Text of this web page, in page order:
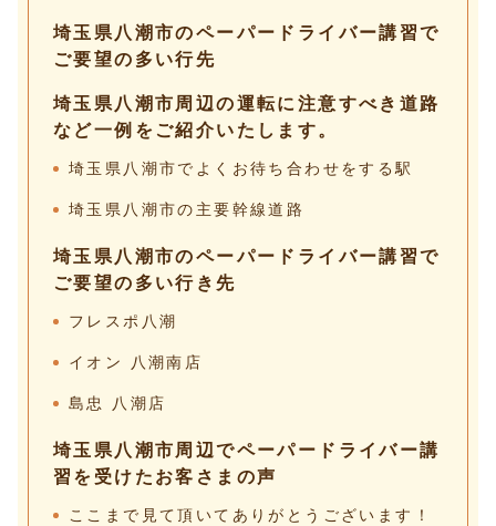
埼玉県八潮市のペーパードライバー講習で
ご要望の多い行先
埼玉県八潮市周辺の運転に注意すべき道路
など一例をご紹介いたします。
埼玉県八潮市でよくお待ち合わせをする駅
埼玉県八潮市の主要幹線道路
埼玉県八潮市のペーパードライバー講習で
ご要望の多い行き先
フレスポ八潮
イオン 八潮南店
島忠 八潮店
埼玉県八潮市周辺でペーパードライバー講
習を受けたお客さまの声
ここまで見て頂いてありがとうございます！